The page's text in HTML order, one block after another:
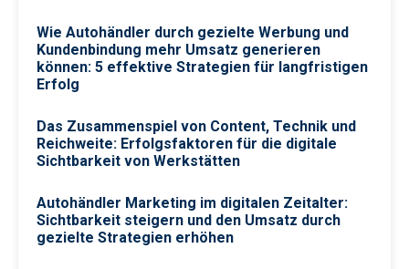
Wie Autohändler durch gezielte Werbung und
Kundenbindung mehr Umsatz generieren
können: 5 effektive Strategien für langfristigen
Erfolg
Das Zusammenspiel von Content, Technik und
Reichweite: Erfolgsfaktoren für die digitale
Sichtbarkeit von Werkstätten
Autohändler Marketing im digitalen Zeitalter:
Sichtbarkeit steigern und den Umsatz durch
gezielte Strategien erhöhen